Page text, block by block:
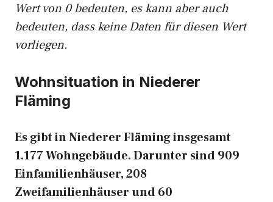
Wert von 0 bedeuten, es kann aber auch
bedeuten, dass keine Daten für diesen Wert
vorliegen.
Wohnsituation in Niederer
Fläming
Es gibt in Niederer Fläming insgesamt
1.177 Wohngebäude. Darunter sind 909
Einfamilienhäuser, 208
Zweifamilienhäuser und 60